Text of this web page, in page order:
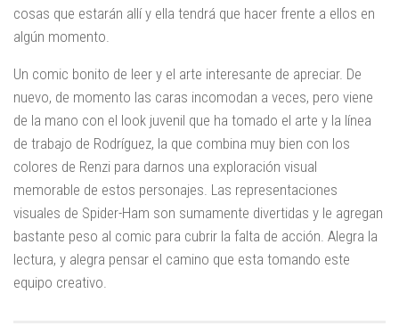
cosas que estarán allí y ella tendrá que hacer frente a ellos en
algún momento.
Un comic bonito de leer y el arte interesante de apreciar. De
nuevo, de momento las caras incomodan a veces, pero viene
de la mano con el look juvenil que ha tomado el arte y la línea
de trabajo de Rodríguez, la que combina muy bien con los
colores de Renzi para darnos una exploración visual
memorable de estos personajes. Las representaciones
visuales de Spider-Ham son sumamente divertidas y le agregan
bastante peso al comic para cubrir la falta de acción. Alegra la
lectura, y alegra pensar el camino que esta tomando este
equipo creativo.